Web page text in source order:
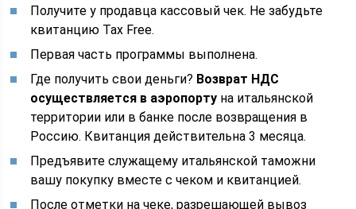
Получите у продавца кассовый чек. Не забудьте
квитанцию Tax Free.
Первая часть программы выполнена.
Где получить свои деньги? Возврат НДС
осуществляется в аэропорту на итальянской
территории или в банке после возвращения в
Россию. Квитанция действительна 3 месяца.
Предъявите служащему итальянской таможни
вашу покупку вместе с чеком и квитанцией.
После отметки на чеке, разрешающей вывоз